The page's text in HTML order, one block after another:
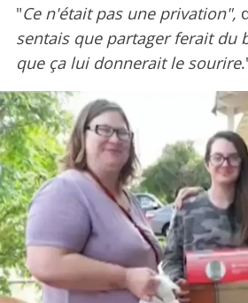
"Ce n'était pas une privation",
sentais que partager ferait du
que ça lui donnerait le sourire